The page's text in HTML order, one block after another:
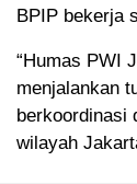
BPIP bekerja
“Humas PWI
menjalankan
berkoordinasi
wilayah